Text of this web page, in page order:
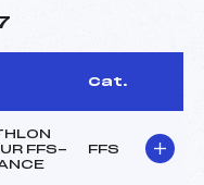
Cat.
FFS-
FFS